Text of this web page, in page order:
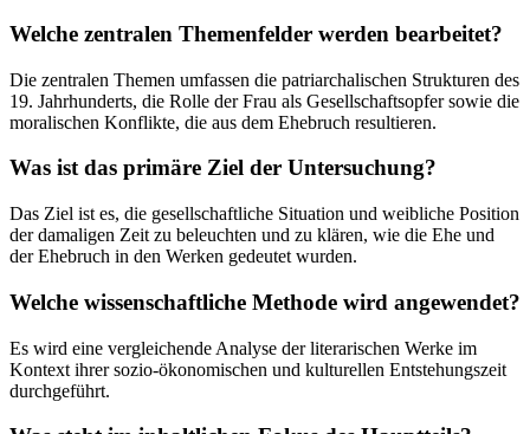
Welche zentralen Themenfelder werden bearbeitet?
Die zentralen Themen umfassen die patriarchalischen Strukturen des
19. Jahrhunderts, die Rolle der Frau als Gesellschaftsopfer sowie die
moralischen Konflikte, die aus dem Ehebruch resultieren.
Was ist das primäre Ziel der Untersuchung?
Das Ziel ist es, die gesellschaftliche Situation und weibliche Position
der damaligen Zeit zu beleuchten und zu klären, wie die Ehe und
der Ehebruch in den Werken gedeutet wurden.
Welche wissenschaftliche Methode wird angewendet?
Es wird eine vergleichende Analyse der literarischen Werke im
Kontext ihrer sozio-ökonomischen und kulturellen Entstehungszeit
durchgeführt.